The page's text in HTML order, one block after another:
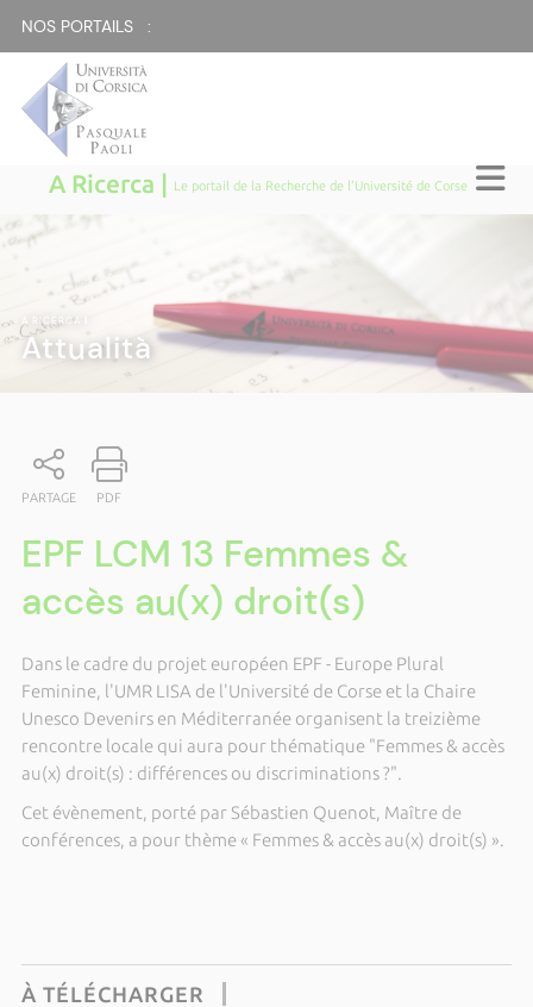
NOS PORTAILS :
A Ricerca | Le portail de la Recherche de l'Université de Corse
A RICERCA
Attualità
PARTAGE PDF
EPF LCM 13 Femmes &
accès au(x) droit(s)
Dans le cadre du projet européen EPF - Europe Plural
Feminine, l'UMR LISA de l'Université de Corse et la Chaire
Unesco Devenirs en Méditerranée organisent la treizième
rencontre locale qui aura pour thématique "Femmes & accès
au(x) droit(s) : différences ou discriminations ?".
Cet évènement, porté par Sébastien Quenot, Maître de
conférences, a pour thème « Femmes & accès au(x) droit(s) ».
À TÉLÉCHARGER